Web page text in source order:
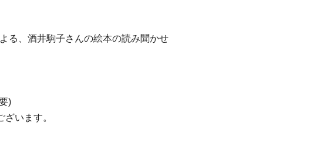
る、酒井駒子さんの絵本の読み聞かせ
)
います。